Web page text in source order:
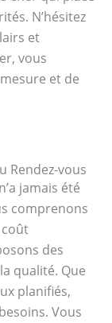
N’hésitez
et
vous
et de
Rendez-vous
jamais été
comprenons
coût
des
qualité. Que
planifiés,
Vous